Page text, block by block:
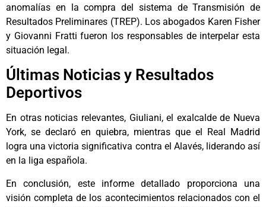
anomalías en la compra del sistema de Transmisión de
Resultados Preliminares (TREP). Los abogados Karen Fisher
y Giovanni Fratti fueron los responsables de interpelar esta
situación legal.
Últimas Noticias y Resultados
Deportivos
En otras noticias relevantes, Giuliani, el exalcalde de Nueva
York, se declaró en quiebra, mientras que el Real Madrid
logra una victoria significativa contra el Alavés, liderando así
en la liga española.
En conclusión, este informe detallado proporciona una
visión completa de los acontecimientos relacionados con el